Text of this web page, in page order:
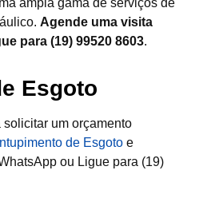
Agende uma visita
para (19) 99520 8603.
Esgoto
solicitar um orçamento
de Esgoto e
ou Ligue para (19)